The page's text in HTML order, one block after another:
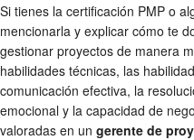
Si tienes la certificación PMP o
mencionarla y explicar cómo te
gestionar proyectos de manera
habilidades técnicas, las
comunicación efectiva, la
emocional y la capacidad de
valoradas en un gerente de